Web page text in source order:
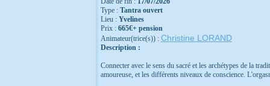
Type : Tantra ouvert
Lieu : Yvelines
Prix : 665€+ pension
Animateur(trice(s)) : Christine LORAND
Description :
Connecter avec le sens du sacré et les archétypes de la
amoureuse, et les différents niveaux de conscience.